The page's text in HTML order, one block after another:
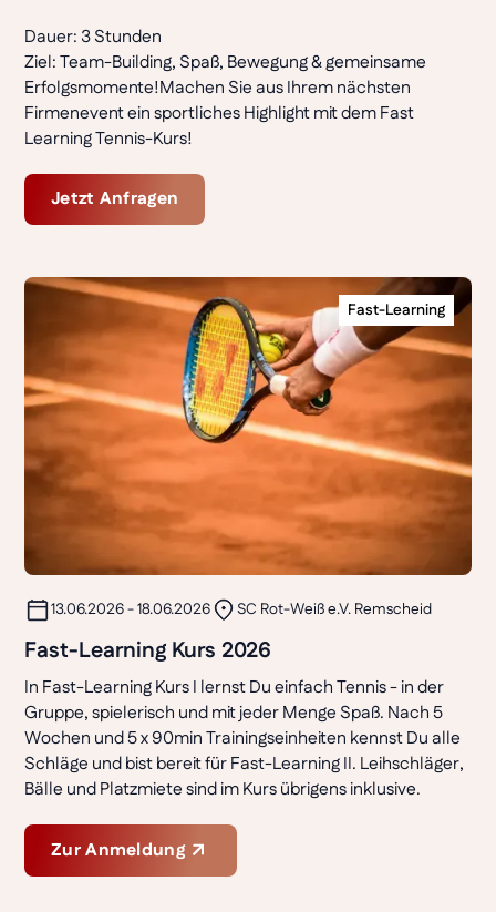
Dauer: 3 Stunden
Ziel: Team-Building, Spaß, Bewegung & gemeinsame
Erfolgsmomente!Machen Sie aus Ihrem nächsten
Firmenevent ein sportliches Highlight mit dem Fast
Learning Tennis-Kurs!
Jetzt Anfragen
Fast-Learning
13.06.2026 - 18.06.2026 SC Rot-Weiß e.V. Remscheid
Fast-Learning Kurs 2026
In Fast-Learning Kurs I lernst Du einfach Tennis - in der
Gruppe, spielerisch und mit jeder Menge Spaß. Nach 5
Wochen und 5 x 90min Trainingseinheiten kennst Du alle
Schläge und bist bereit für Fast-Learning II. Leihschläger,
Bälle und Platzmiete sind im Kurs übrigens inklusive.
Zur Anmeldung